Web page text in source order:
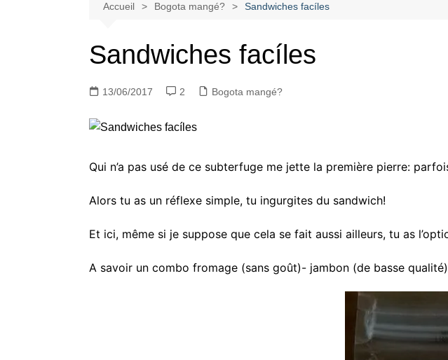
Accueil Bogota mangé? Sandwiches facíles
Sandwiches facíles
13/06/2017 2 Bogota mangé?
Qui n’a pas usé de ce subterfuge me jette la première pierre:
Alors tu as un réflexe simple, tu ingurgites du sandwich!
Et ici, même si je suppose que cela se fait aussi ailleurs, tu as
A savoir un combo fromage (sans goût)- jambon (de basse